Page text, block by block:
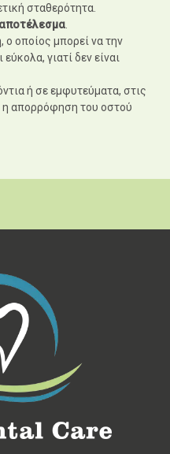
σταθερότητα.
ο οποίος μπορεί να την
γιατί δεν είναι
ή σε εμφυτεύματα, στις
η απορρόφηση του οστού